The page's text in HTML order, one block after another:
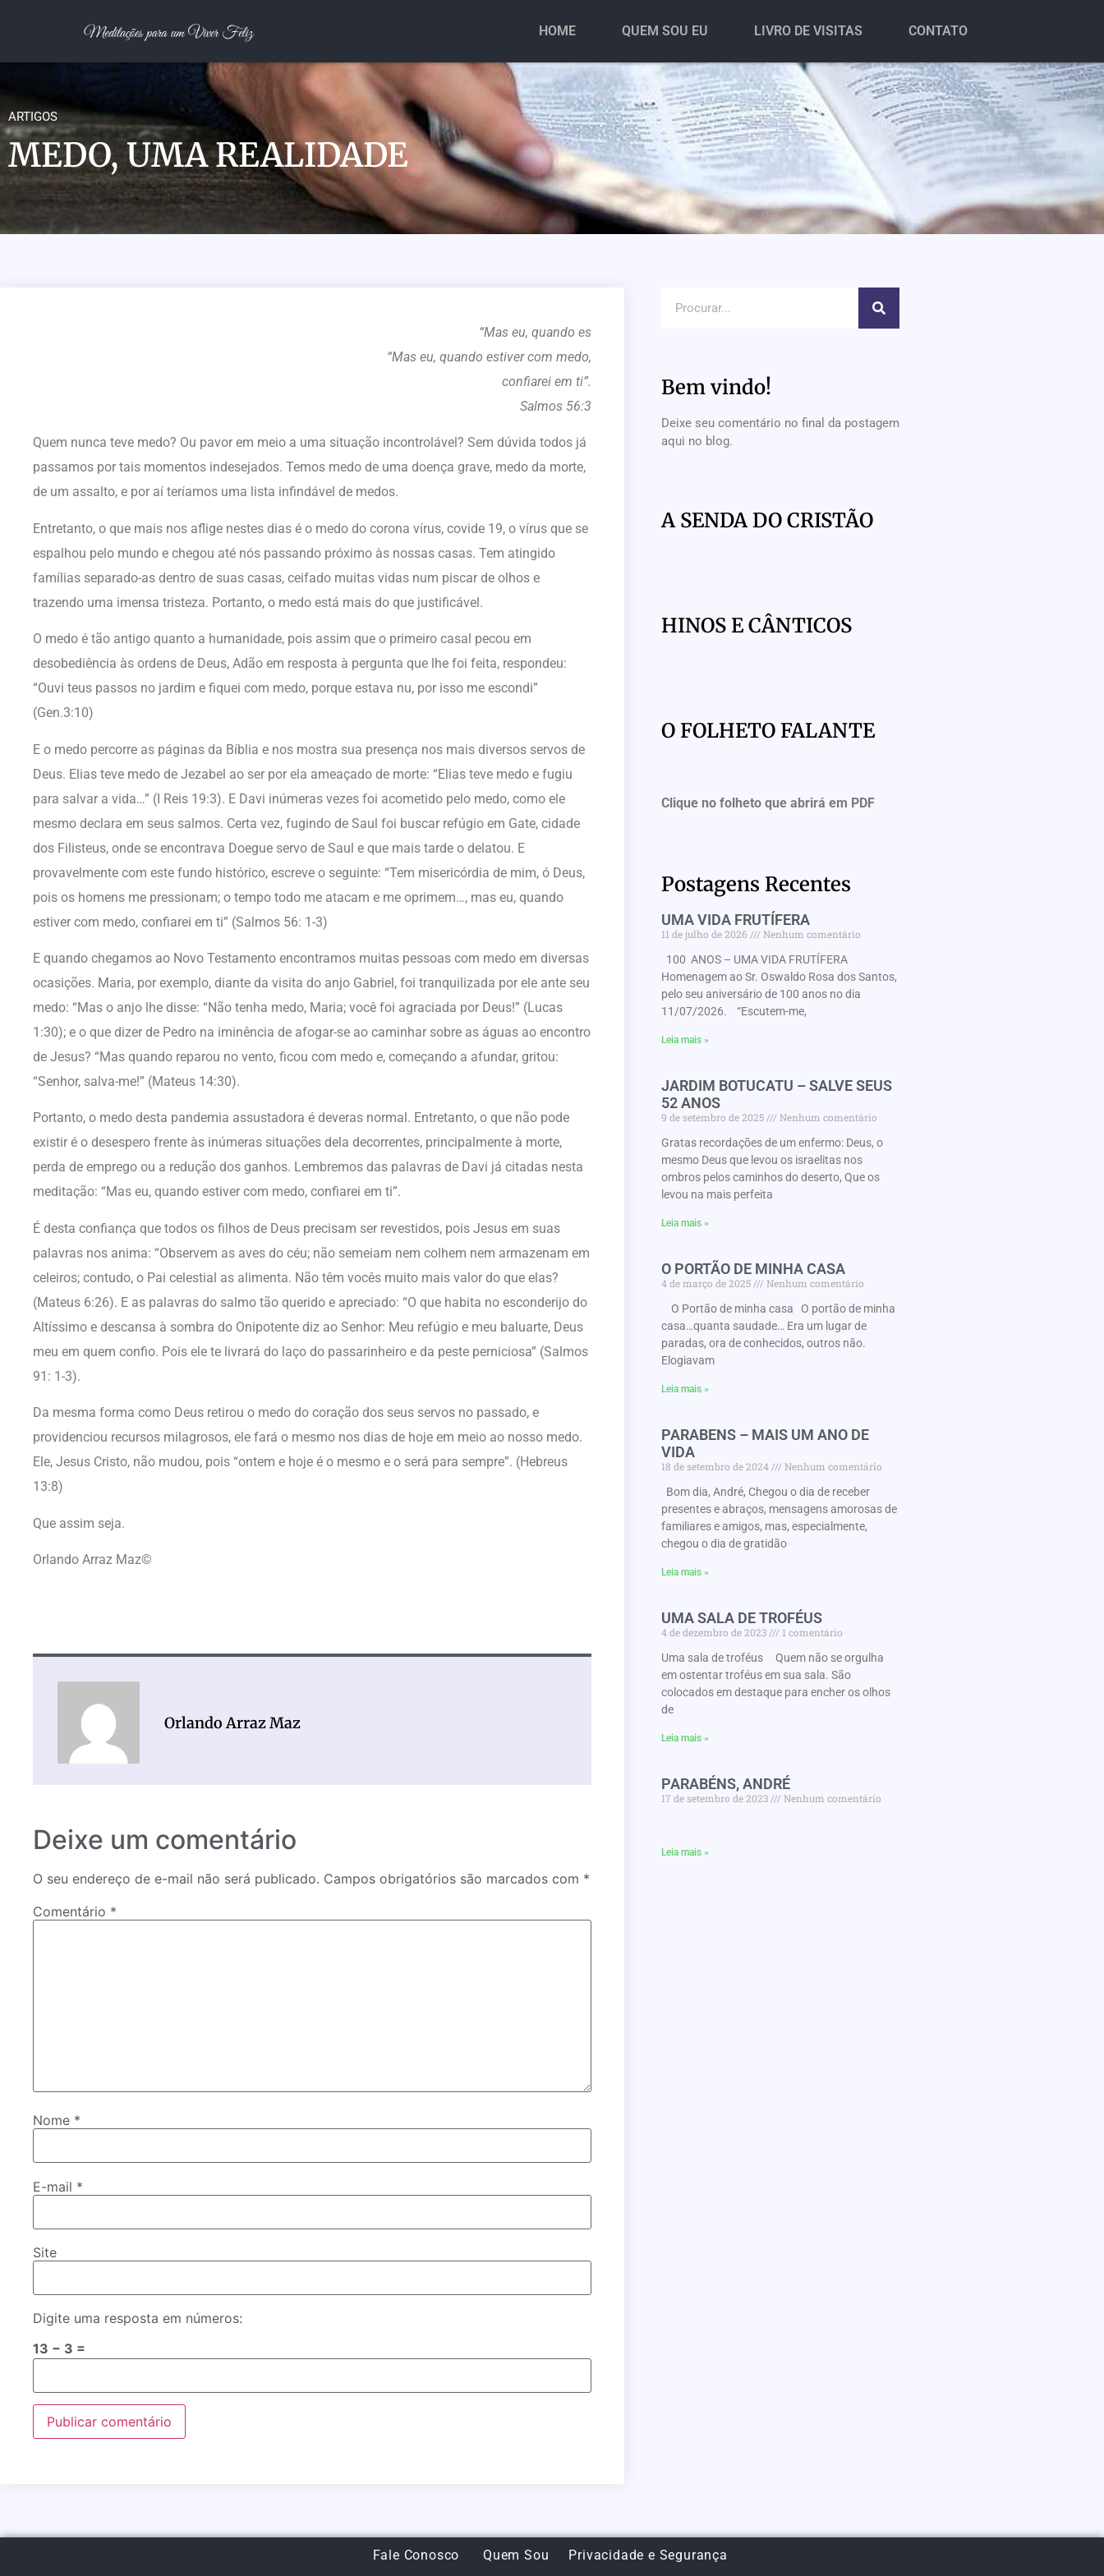
HOME QUEM SOU EU LIVRO DE VISITAS CONTATO
ARTIGOS
MEDO, UMA REALIDADE
“Mas eu, quando es
“Mas eu, quando estiver com medo,
confiarei em ti”.
Salmos 56:3
Quem nunca teve medo? Ou pavor em meio a uma situação incontrolável? Sem dúvida todos já
passamos por tais momentos indesejados. Temos medo de uma doença grave, medo da morte,
de um assalto, e por aí teríamos uma lista infindável de medos.
Entretanto, o que mais nos aflige nestes dias é o medo do corona vírus, covide 19, o vírus que se
espalhou pelo mundo e chegou até nós passando próximo às nossas casas. Tem atingido
famílias separado-as dentro de suas casas, ceifado muitas vidas num piscar de olhos e
trazendo uma imensa tristeza. Portanto, o medo está mais do que justificável.
O medo é tão antigo quanto a humanidade, pois assim que o primeiro casal pecou em
desobediência às ordens de Deus, Adão em resposta à pergunta que lhe foi feita, respondeu:
“Ouvi teus passos no jardim e fiquei com medo, porque estava nu, por isso me escondi”
(Gen.3:10)
E o medo percorre as páginas da Bíblia e nos mostra sua presença nos mais diversos servos de
Deus. Elias teve medo de Jezabel ao ser por ela ameaçado de morte: “Elias teve medo e fugiu
para salvar a vida…” (I Reis 19:3). E Davi inúmeras vezes foi acometido pelo medo, como ele
mesmo declara em seus salmos. Certa vez, fugindo de Saul foi buscar refúgio em Gate, cidade
dos Filisteus, onde se encontrava Doegue servo de Saul e que mais tarde o delatou. E
provavelmente com este fundo histórico, escreve o seguinte: “Tem misericórdia de mim, ó Deus,
pois os homens me pressionam; o tempo todo me atacam e me oprimem…, mas eu, quando
estiver com medo, confiarei em ti” (Salmos 56: 1-3)
E quando chegamos ao Novo Testamento encontramos muitas pessoas com medo em diversas
ocasições. Maria, por exemplo, diante da visita do anjo Gabriel, foi tranquilizada por ele ante seu
medo: “Mas o anjo lhe disse: “Não tenha medo, Maria; você foi agraciada por Deus!” (Lucas
1:30); e o que dizer de Pedro na iminência de afogar-se ao caminhar sobre as águas ao encontro
de Jesus? “Mas quando reparou no vento, ficou com medo e, começando a afundar, gritou:
“Senhor, salva-me!” (Mateus 14:30).
Portanto, o medo desta pandemia assustadora é deveras normal. Entretanto, o que não pode
existir é o desespero frente às inúmeras situações dela decorrentes, principalmente à morte,
perda de emprego ou a redução dos ganhos. Lembremos das palavras de Davi já citadas nesta
meditação: “Mas eu, quando estiver com medo, confiarei em ti”.
É desta confiança que todos os filhos de Deus precisam ser revestidos, pois Jesus em suas
palavras nos anima: “Observem as aves do céu; não semeiam nem colhem nem armazenam em
celeiros; contudo, o Pai celestial as alimenta. Não têm vocês muito mais valor do que elas?
(Mateus 6:26). E as palavras do salmo tão querido e apreciado: “O que habita no esconderijo do
Altíssimo e descansa à sombra do Onipotente diz ao Senhor: Meu refúgio e meu baluarte, Deus
meu em quem confio. Pois ele te livrará do laço do passarinheiro e da peste perniciosa” (Salmos
91: 1-3).
Da mesma forma como Deus retirou o medo do coração dos seus servos no passado, e
providenciou recursos milagrosos, ele fará o mesmo nos dias de hoje em meio ao nosso medo.
Ele, Jesus Cristo, não mudou, pois “ontem e hoje é o mesmo e o será para sempre”. (Hebreus
13:8)
Que assim seja.
Orlando Arraz Maz©
Orlando Arraz Maz
Deixe um comentário
O seu endereço de e-mail não será publicado. Campos obrigatórios são marcados com *
Comentário *
Nome *
E-mail *
Site
Digite uma resposta em números:
13 − 3 =
Bem vindo!
Deixe seu comentário no final da postagem
aqui no blog.
A SENDA DO CRISTÃO
HINOS E CÂNTICOS
O FOLHETO FALANTE
Clique no folheto que abrirá em PDF
Postagens Recentes
UMA VIDA FRUTÍFERA
11 de julho de 2026
Nenhum comentário
100 ANOS – UMA VIDA FRUTÍFERA
Homenagem ao Sr. Oswaldo Rosa dos Santos,
pelo seu aniversário de 100 anos no dia
11/07/2026. “Escutem-me,
Leia mais »
JARDIM BOTUCATU – SALVE SEUS
52 ANOS
9 de setembro de 2025
Nenhum comentário
Gratas recordações de um enfermo: Deus, o
mesmo Deus que levou os israelitas nos
ombros pelos caminhos do deserto, Que os
levou na mais perfeita
Leia mais »
O PORTÃO DE MINHA CASA
4 de março de 2025
Nenhum comentário
O Portão de minha casa O portão de minha
casa…quanta saudade… Era um lugar de
paradas, ora de conhecidos, outros não.
Elogiavam
Leia mais »
PARABENS – MAIS UM ANO DE
VIDA
18 de setembro de 2024
Nenhum comentário
Bom dia, André, Chegou o dia de receber
presentes e abraços, mensagens amorosas de
familiares e amigos, mas, especialmente,
chegou o dia de gratidão
Leia mais »
UMA SALA DE TROFÉUS
4 de dezembro de 2023
1 comentário
Uma sala de troféus Quem não se orgulha
em ostentar troféus em sua sala. São
colocados em destaque para encher os olhos
de
Leia mais »
PARABÉNS, ANDRÉ
17 de setembro de 2023 Nenhum comentário
Leia mais »
Fale Conosco Quem Sou Privacidade e Segurança